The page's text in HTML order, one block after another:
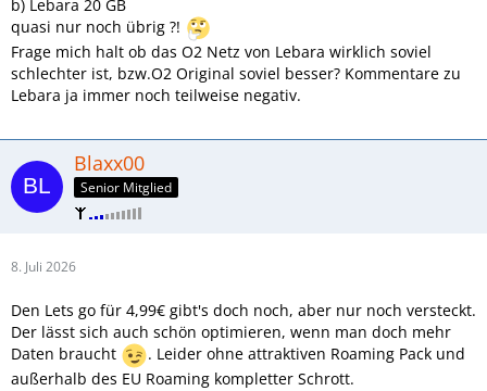
b) Lebara 20 GB
quasi nur noch übrig ?!
Frage mich halt ob das O2 Netz von Lebara wirklich soviel
schlechter ist, bzw.O2 Original soviel besser? Kommentare zu
Lebara ja immer noch teilweise negativ.
Blaxx00
Senior Mitglied
8. Juli 2026
Den Lets go für 4,99€ gibt's doch noch, aber nur noch versteckt.
Der lässt sich auch schön optimieren, wenn man doch mehr
Daten braucht
. Leider ohne attraktiven Roaming Pack und
außerhalb des EU Roaming kompletter Schrott.